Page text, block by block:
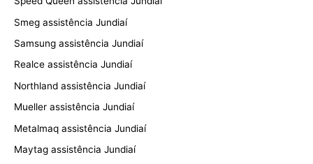
Smeg assistência Jundiaí
Samsung assistência Jundiaí
Realce assistência Jundiaí
Northland assistência Jundiaí
Mueller assistência Jundiaí
Metalmaq assistência Jundiaí
Maytag assistência Jundiaí